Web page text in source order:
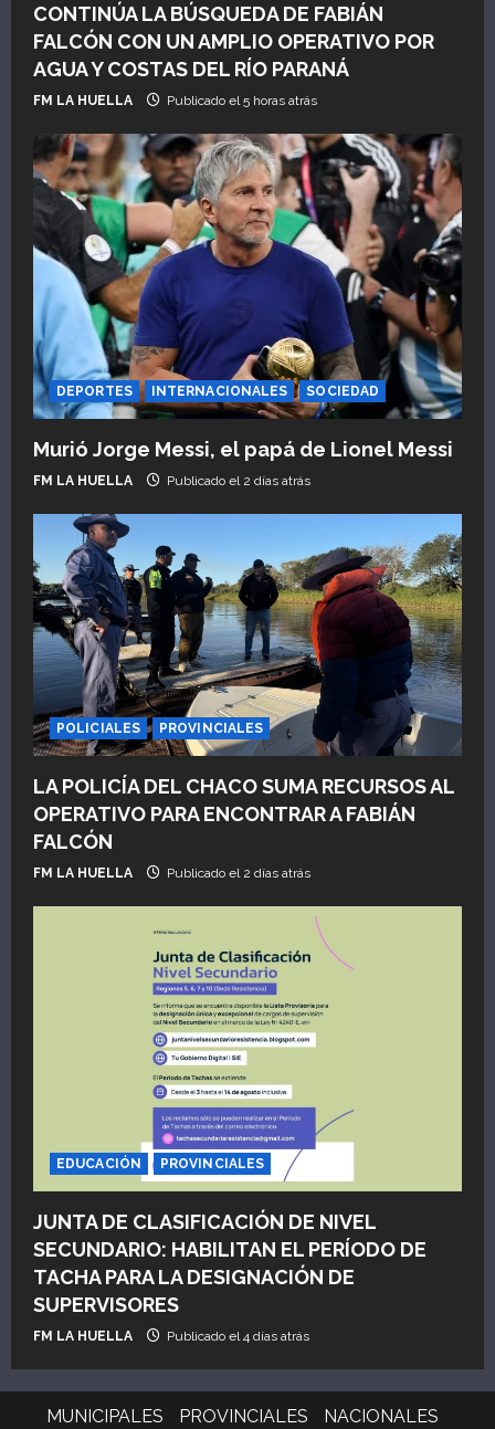
CONTINÚA LA BÚSQUEDA DE FABIÁN
FALCÓN CON UN AMPLIO OPERATIVO POR
AGUA Y COSTAS DEL RÍO PARANÁ
FM LA HUELLA Publicado el 5 horas atrás
DEPORTES INTERNACIONALES SOCIEDAD
Murió Jorge Messi, el papá de Lionel Messi
FM LA HUELLA Publicado el 2 días atrás
POLICIALES PROVINCIALES
LA POLICÍA DEL CHACO SUMA RECURSOS AL
OPERATIVO PARA ENCONTRAR A FABIÁN
FALCÓN
FM LA HUELLA Publicado el 2 días atrás
EDUCACIÓN PROVINCIALES
JUNTA DE CLASIFICACIÓN DE NIVEL
SECUNDARIO: HABILITAN EL PERÍODO DE
TACHA PARA LA DESIGNACIÓN DE
SUPERVISORES
FM LA HUELLA Publicado el 4 días atrás
MUNICIPALES PROVINCIALES NACIONALES